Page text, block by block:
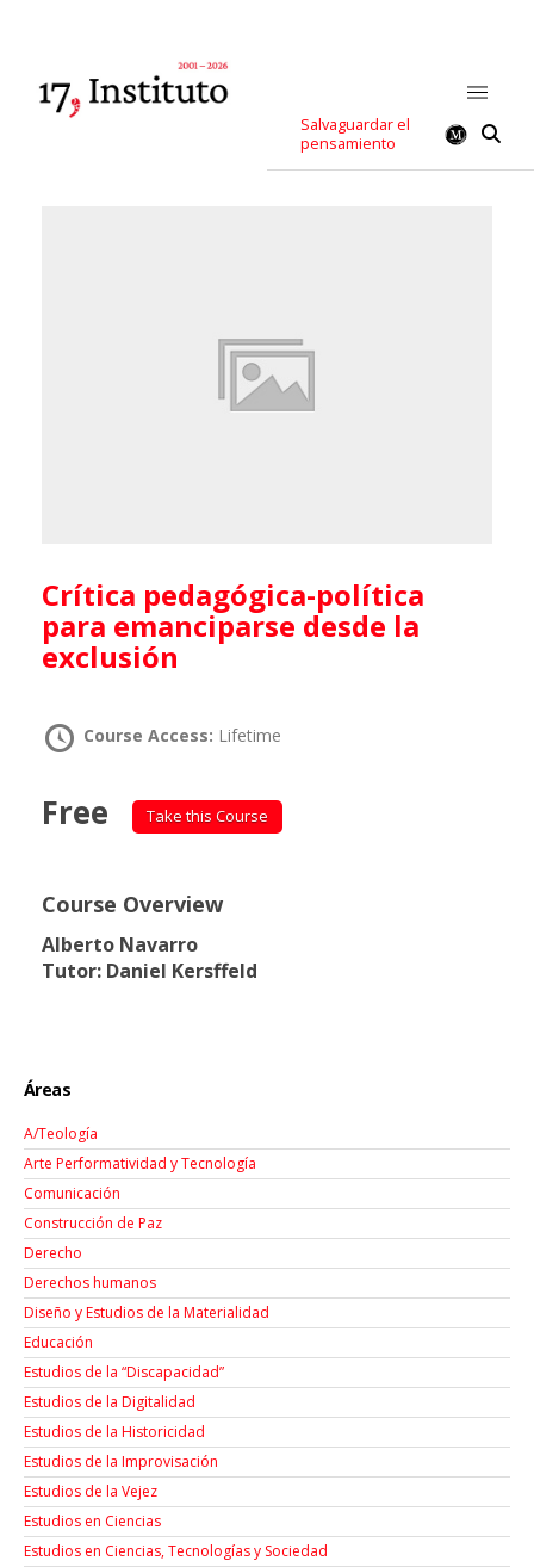
Salvaguardar el
pensamiento
Crítica pedagógica-política
para emanciparse desde la
exclusión
Course Access: Lifetime
Free Take this Course
Course Overview
Alberto Navarro
Tutor: Daniel Kersffeld
Áreas
A/Teología
Arte Performatividad y Tecnología
Comunicación
Construcción de Paz
Derecho
Derechos humanos
Diseño y Estudios de la Materialidad
Educación
Estudios de la “Discapacidad”
Estudios de la Digitalidad
Estudios de la Historicidad
Estudios de la Improvisación
Estudios de la Vejez
Estudios en Ciencias
Estudios en Ciencias, Tecnologías y Sociedad